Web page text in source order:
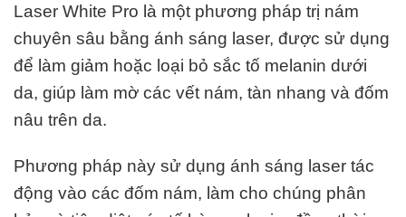
Laser White Pro là một phương pháp trị nám
chuyên sâu bằng ánh sáng laser, được sử dụng
để làm giảm hoặc loại bỏ sắc tố melanin dưới
da, giúp làm mờ các vết nám, tàn nhang và đốm
nâu trên da.
Phương pháp này sử dụng ánh sáng laser tác
động vào các đốm nám, làm cho chúng phân